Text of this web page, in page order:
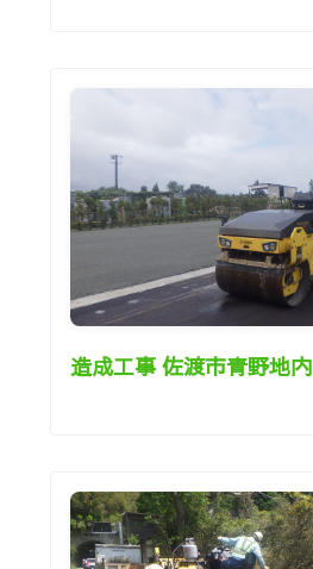
造成工事 佐渡市青野地内